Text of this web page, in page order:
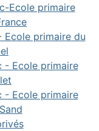
Ecole primaire
Ecole primaire du
- Ecole primaire
- Ecole primaire